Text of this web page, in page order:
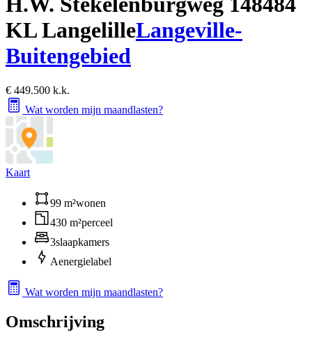
KL LangelilleLangeville-
Buitengebied
€ 449.500 k.k.
Wat worden mijn maandlasten?
Kaart
99 m²wonen
430 m²perceel
3slaapkamers
Aenergielabel
Wat worden mijn maandlasten?
Omschrijving